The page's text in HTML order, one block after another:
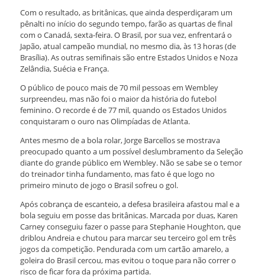
Com o resultado, as britânicas, que ainda desperdiçaram um
pênalti no início do segundo tempo, farão as quartas de final
com o Canadá, sexta-feira. O Brasil, por sua vez, enfrentará o
Japão, atual campeão mundial, no mesmo dia, às 13 horas (de
Brasília). As outras semifinais são entre Estados Unidos e Noza
Zelândia, Suécia e França.
O público de pouco mais de 70 mil pessoas em Wembley
surpreendeu, mas não foi o maior da história do futebol
feminino. O recorde é de 77 mil, quando os Estados Unidos
conquistaram o ouro nas Olimpíadas de Atlanta.
Antes mesmo de a bola rolar, Jorge Barcellos se mostrava
preocupado quanto a um possível deslumbramento da Seleção
diante do grande público em Wembley. Não se sabe se o temor
do treinador tinha fundamento, mas fato é que logo no
primeiro minuto de jogo o Brasil sofreu o gol.
Após cobrança de escanteio, a defesa brasileira afastou mal e a
bola seguiu em posse das britânicas. Marcada por duas, Karen
Carney conseguiu fazer o passe para Stephanie Houghton, que
driblou Andreia e chutou para marcar seu terceiro gol em três
jogos da competição. Pendurada com um cartão amarelo, a
goleira do Brasil cercou, mas evitou o toque para não correr o
risco de ficar fora da próxima partida.